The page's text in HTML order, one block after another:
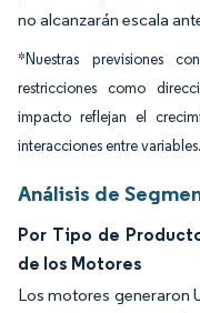
no alcanzarán escala
*Nuestras previsiones
restricciones como
impacto reflejan el
interacciones entre variables.
Análisis de
Por Tipo de
de los Motores
Los motores generaron